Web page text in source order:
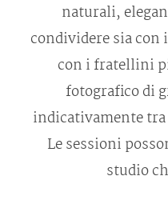
naturali,
condividere sia
con i fratellini
fotografico di
indicativamente tra
Le sessioni
studio